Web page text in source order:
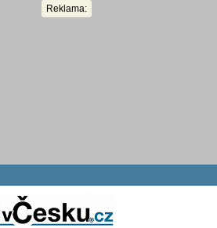
Reklama: